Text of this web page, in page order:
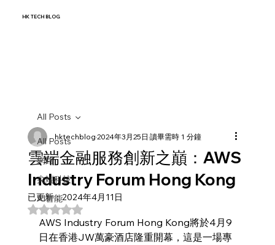
HK TECH BLOG
All Posts
網路
尖端科技
AI智能
All Posts
雲端金融服務創新之巔：AWS
Industry Forum Hong Kong
hktechblog2024年3月25日 讀畢需時 1 分鐘
已更新：2024年4月11日
評等為 NaN（最高為 5 顆星）。
AWS Industry Forum Hong Kong將於4月9
日在香港JW萬豪酒店隆重開幕，這是一場專